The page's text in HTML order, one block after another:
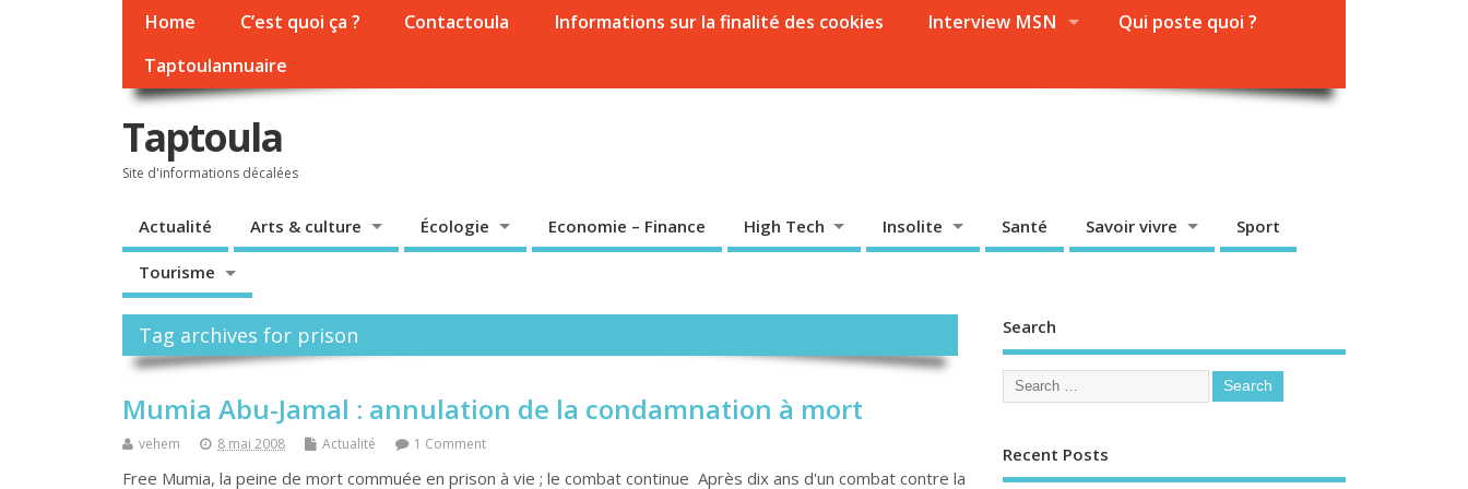
Home C’est quoi ça ? Contactoula Informations sur la finalité des cookies Interview MSN
Qui poste quoi ?
Taptoulannuaire
Taptoula
Site d'informations décalées
Actualité Arts & culture Écologie Economie – Finance High Tech Insolite Santé Savoir vivre Sport
Tourisme
Tag archives for prison
Mumia Abu-Jamal : annulation de la condamnation à mort
vehem 8 mai 2008 Actualité 1 Comment
Free Mumia, la peine de mort commuée en prison à vie ; le combat continue Après dix ans d'un combat contre la
Search
Recent Posts